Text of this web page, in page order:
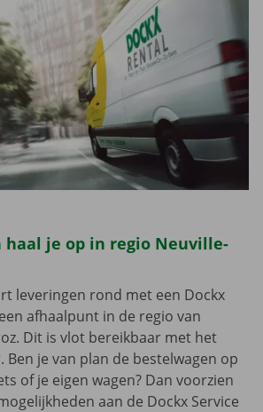
haal je op in regio Neuville-
leveringen rond met een Dockx
afhaalpunt in de regio van
Dit is vlot bereikbaar met het
je van plan de bestelwagen op
of je eigen wagen? Dan voorzien
aan de Dockx Service